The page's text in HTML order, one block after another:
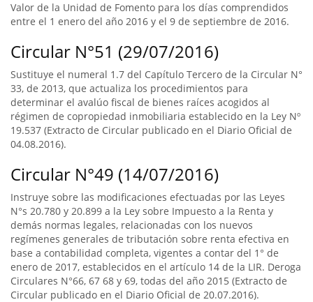
Valor de la Unidad de Fomento para los días comprendidos
entre el 1 enero del año 2016 y el 9 de septiembre de 2016.
Circular N°51 (29/07/2016)
Sustituye el numeral 1.7 del Capítulo Tercero de la Circular N°
33, de 2013, que actualiza los procedimientos para
determinar el avalúo fiscal de bienes raíces acogidos al
régimen de copropiedad inmobiliaria establecido en la Ley Nº
19.537 (Extracto de Circular publicado en el Diario Oficial de
04.08.2016).
Circular N°49 (14/07/2016)
Instruye sobre las modificaciones efectuadas por las Leyes
N°s 20.780 y 20.899 a la Ley sobre Impuesto a la Renta y
demás normas legales, relacionadas con los nuevos
regímenes generales de tributación sobre renta efectiva en
base a contabilidad completa, vigentes a contar del 1° de
enero de 2017, establecidos en el artículo 14 de la LIR. Deroga
Circulares N°66, 67 68 y 69, todas del año 2015 (Extracto de
Circular publicado en el Diario Oficial de 20.07.2016).